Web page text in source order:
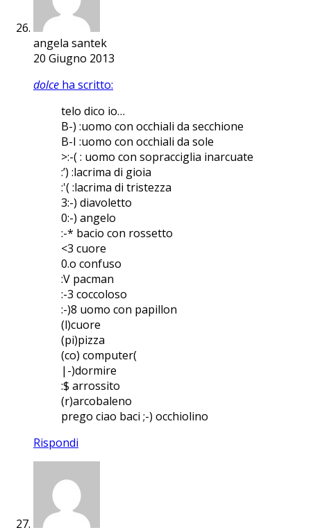
angela santek
20 Giugno 2013
dolce ha scritto:
telo dico io…
B-) :uomo con occhiali da secchione
B-I :uomo con occhiali da sole
>:-( : uomo con sopracciglia inarcuate
:’) :lacrima di gioia
:'( :lacrima di tristezza
3:-) diavoletto
0:-) angelo
:-* bacio con rossetto
<3 cuore
0.o confuso
:V pacman
:-3 coccoloso
:-)8 uomo con papillon
(l)cuore
(pi)pizza
(co) computer(
|-)dormire
:$ arrossito
(r)arcobaleno
prego ciao baci ;-) occhiolino
Rispondi